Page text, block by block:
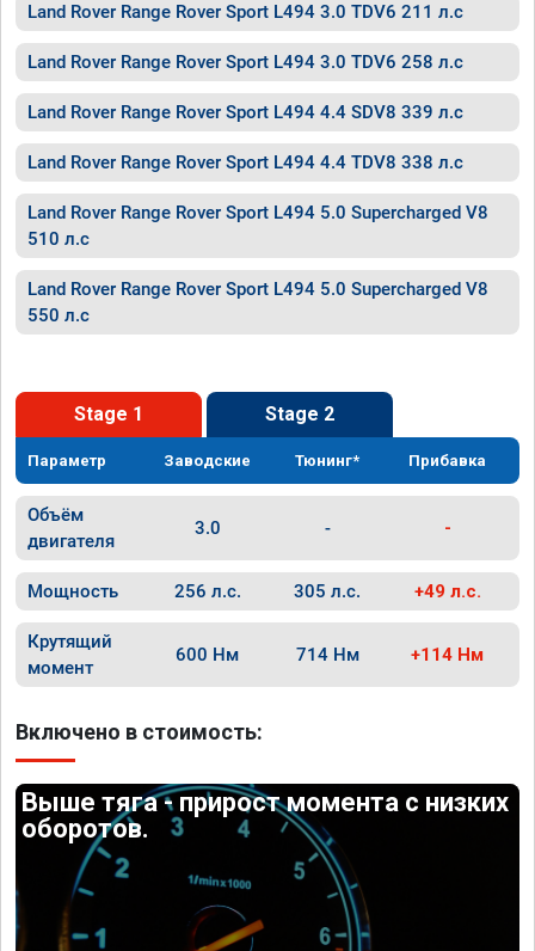
Land Rover Range Rover Sport L494 3.0 TDV6 211 л.с
Land Rover Range Rover Sport L494 3.0 TDV6 258 л.с
Land Rover Range Rover Sport L494 4.4 SDV8 339 л.с
Land Rover Range Rover Sport L494 4.4 TDV8 338 л.с
Land Rover Range Rover Sport L494 5.0 Supercharged V8
510 л.с
Land Rover Range Rover Sport L494 5.0 Supercharged V8
550 л.с
Stage 1 Stage 2
Параметр Заводские Тюнинг* Прибавка
Объём
двигателя
3.0 - -
Мощность 256 л.с. 305 л.с. +49 л.с.
Крутящий
момент
600 Нм 714 Нм +114 Нм
Включено в стоимость:
Выше тяга - прирост момента с низких
оборотов.